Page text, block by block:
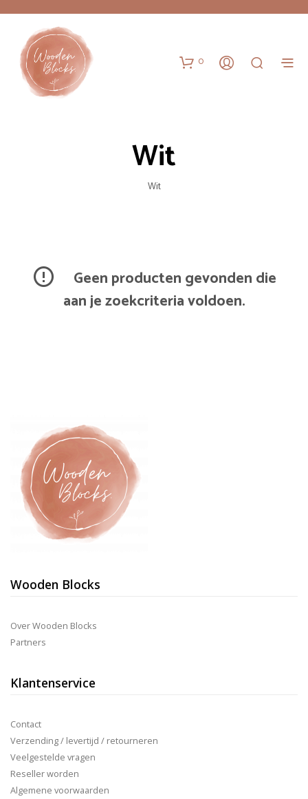
0
Wit
Wit
Geen producten gevonden die
aan je zoekcriteria voldoen.
Wooden Blocks
Over Wooden Blocks
Partners
Klantenservice
Contact
Verzending / levertijd / retourneren
Veelgestelde vragen
Reseller worden
Algemene voorwaarden